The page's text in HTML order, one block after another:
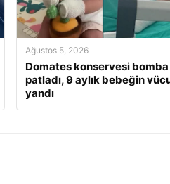
Ağustos 5, 2026
Domates konservesi
patladı, 9 aylık bebeğin
yandı